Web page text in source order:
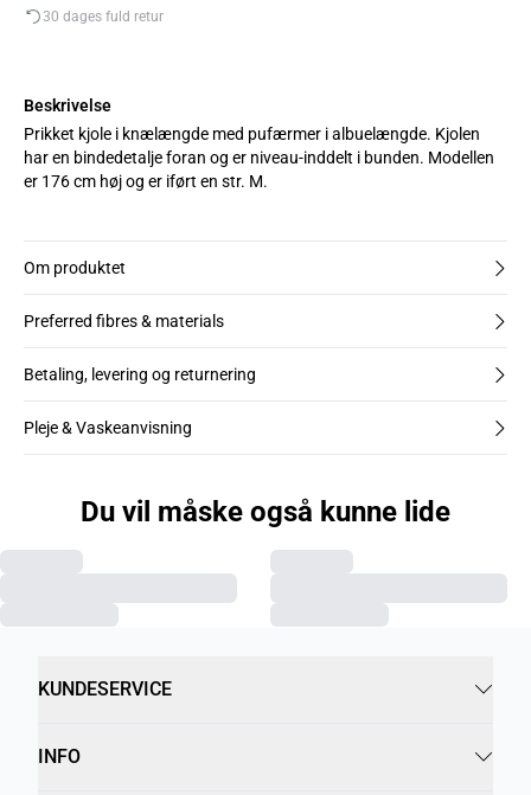
30 dages fuld retur
Beskrivelse
Prikket kjole i knælængde med pufærmer i albuelængde. Kjolen
har en bindedetalje foran og er niveau-inddelt i bunden. Modellen
er 176 cm høj og er iført en str. M.
Om produktet
Preferred fibres & materials
Betaling, levering og returnering
Pleje & Vaskeanvisning
Du vil måske også kunne lide
KUNDESERVICE
INFO